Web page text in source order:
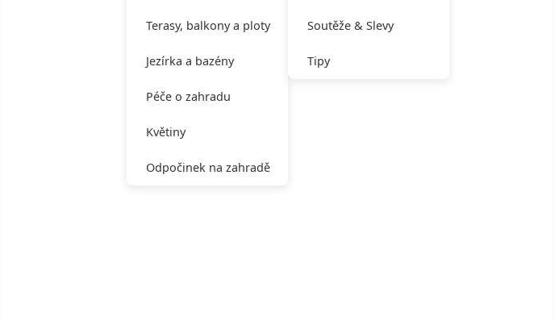
Terasy, balkony a ploty
Jezírka a bazény
Péče o zahradu
Květiny
Odpočinek na zahradě
Soutěže & Slevy
Tipy